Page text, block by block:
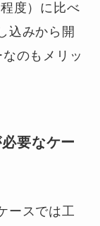
度）に比べ
込みから開
のもメリッ
要なケー
ースでは工